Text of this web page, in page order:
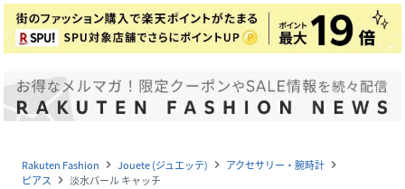
Rakuten Fashion navigate_next Jouete (ジュエッテ) navigate_next アクセサリー・腕時計 navigate_next
ピアス navigate_next 淡水パール キャッチ